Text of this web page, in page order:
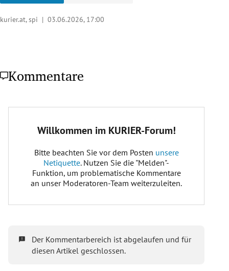
kurier.at, spi | 03.06.2026, 17:00
Kommentare